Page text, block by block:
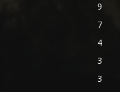
9
7
4
3
3